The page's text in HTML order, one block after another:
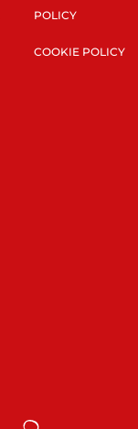
POLICY
COOKIE POLICY